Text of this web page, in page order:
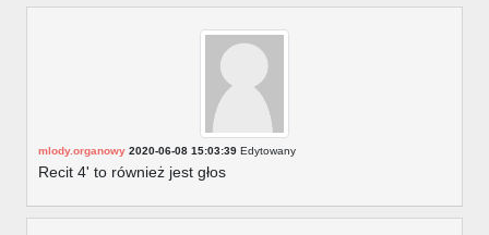
mlody.organowy 2020-06-08 15:03:39 Edytowany
Recit 4' to również jest głos